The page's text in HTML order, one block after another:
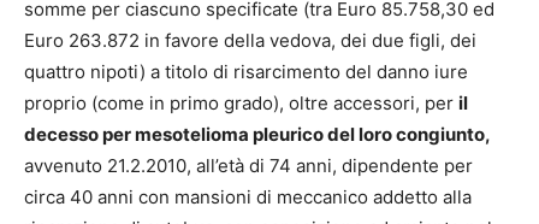
somme per ciascuno specificate (tra Euro 85.758,30 ed
Euro 263.872 in favore della vedova, dei due figli, dei
quattro nipoti) a titolo di risarcimento del danno iure
proprio (come in primo grado), oltre accessori, per il
decesso per mesotelioma pleurico del loro congiunto,
avvenuto 21.2.2010, all’età di 74 anni, dipendente per
circa 40 anni con mansioni di meccanico addetto alla